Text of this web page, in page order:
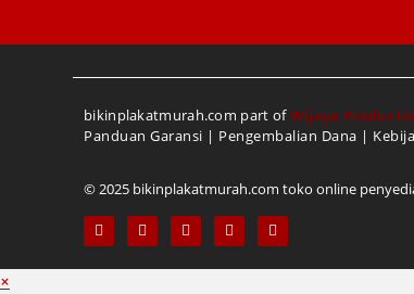
bikinplakatmurah.com part ofWijaya
Panduan Garansi | Pengembalian Dana |
© 2025 bikinplakatmurah.com toko online
×